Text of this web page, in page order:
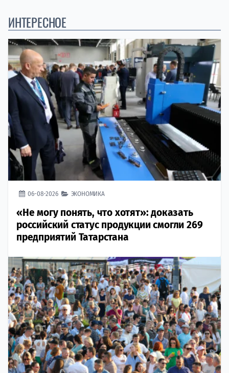
ИНТЕРЕСНОЕ
06-08-2026 ЭКОНОМИКА
«Не могу понять, что хотят»: доказать
российский статус продукции смогли 269
предприятий Татарстана